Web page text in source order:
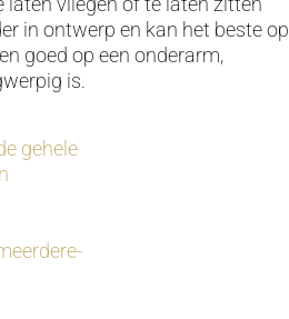
in ontwerp en kan het beste op
goed op een onderarm,
is.